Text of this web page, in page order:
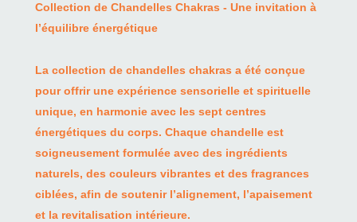
Collection de Chandelles Chakras - Une invitation à
l’équilibre énergétique
La collection de chandelles chakras a été conçue
pour offrir une expérience sensorielle et spirituelle
unique, en harmonie avec les sept centres
énergétiques du corps. Chaque chandelle est
soigneusement formulée avec des ingrédients
naturels, des couleurs vibrantes et des fragrances
ciblées, afin de soutenir l’alignement, l’apaisement
et la revitalisation intérieure.